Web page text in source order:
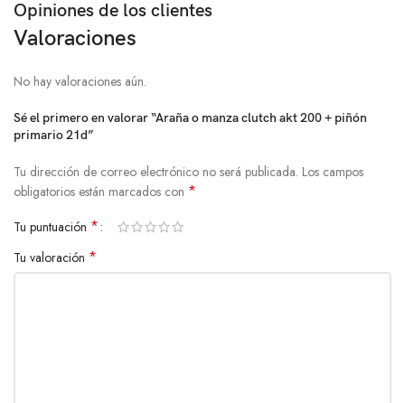
Opiniones de los clientes
Valoraciones
No hay valoraciones aún.
Sé el primero en valorar “Araña o manza clutch akt 200 + piñón
primario 21d”
Tu dirección de correo electrónico no será publicada. Los campos
obligatorios están marcados con *
Tu puntuación *
Tu valoración *